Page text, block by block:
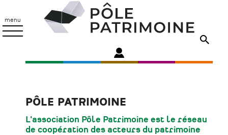
contenu
principal
menu
Patrimoine
PÔLE PATRIMOINE
L'association Pôle Patrimoine est le réseau
de coopération des acteurs du patrimoine